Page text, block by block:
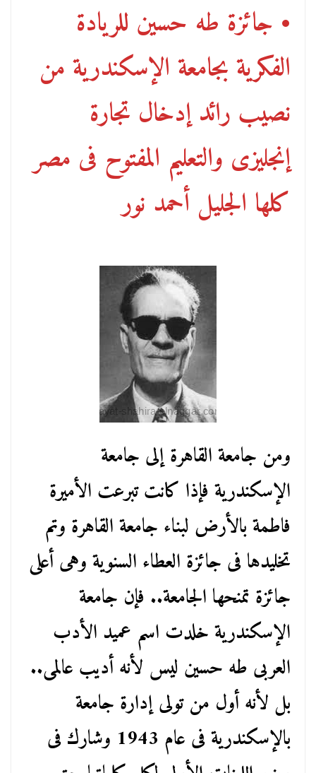
• جائزة طه حسين للريادة
الفكرية بجامعة الإسكندرية من
نصيب رائد إدخال تجارة
إنجليزى والتعليم المفتوح فى مصر
كلها الجليل أحمد نور
ومن جامعة القاهرة إلى جامعة
الإسكندرية فإذا كانت تبرعت الأميرة
فاطمة بالأرض لبناء جامعة القاهرة وتم
تخليدها فى جائزة العطاء السنوية وهى أعلى
جائزة تمنحها الجامعة.. فإن جامعة
الإسكندرية خلدت اسم عميد الأدب
العربى طه حسين ليس لأنه أديب عالمى..
بل لأنه أول من تولى إدارة جامعة
بالإسكندرية فى عام 1943 وشارك فى